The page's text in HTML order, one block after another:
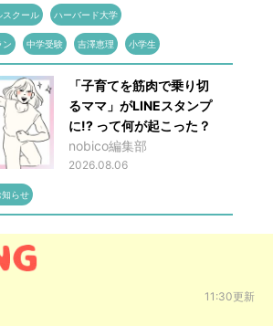
スクール ハーバード大学
ン 中学受験 吉澤恵理 小学生
「子育てを筋肉で乗り切
るママ」がLINEスタンプ
に!? って何が起こった？
nobico編集部
2026.08.06
知らせ
11:30更新